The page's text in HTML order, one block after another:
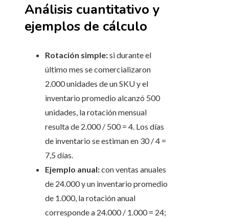
Análisis cuantitativo y
ejemplos de cálculo
Rotación simple:si durante el
último mes se comercializaron
2.000 unidades de un SKU y el
inventario promedio alcanzó 500
unidades, la rotación mensual
resulta de 2.000 / 500 = 4. Los días
de inventario se estiman en 30 / 4 =
7,5 días.
Ejemplo anual:con ventas anuales
de 24.000 y un inventario promedio
de 1.000, la rotación anual
corresponde a 24.000 / 1.000 = 24;